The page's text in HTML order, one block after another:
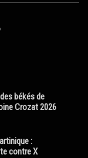
békés de
Crozat 2026
:
contre X